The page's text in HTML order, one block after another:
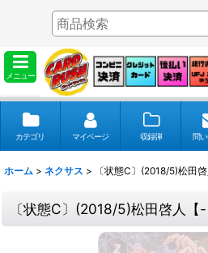
メニュー
カテゴリ マイページ 収録弾 問
ホーム > ネクサス > 〔状態C〕(2018/5)松田
〔状態C〕(2018/5)松田啓人【